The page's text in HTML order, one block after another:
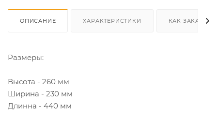
ОПИСАНИЕ ХАРАКТЕРИСТИКИ КАК ЗАКАЗАТЬ
Размеры:
Высота - 260 мм
Ширина - 230 мм
Длинна - 440 мм